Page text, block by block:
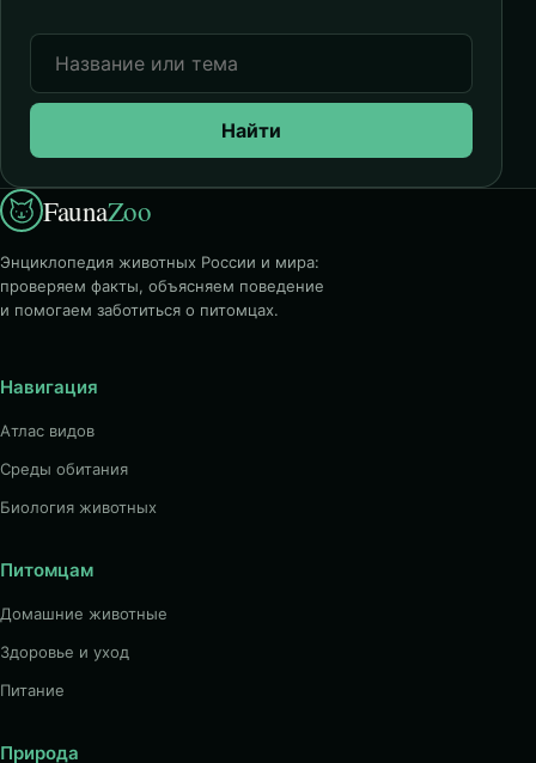
Найти
FaunaZoo
Энциклопедия животных России и мира:
проверяем факты, объясняем поведение
и помогаем заботиться о питомцах.
Навигация
Атлас видов
Среды обитания
Биология животных
Питомцам
Домашние животные
Здоровье и уход
Питание
Природа